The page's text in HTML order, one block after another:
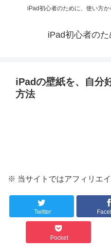
iPad初心者のために、使い方
iPad初心者の
iPadの壁紙を、自分
方法
※ 当サイトではアフィリエ
Twitter
Pocket